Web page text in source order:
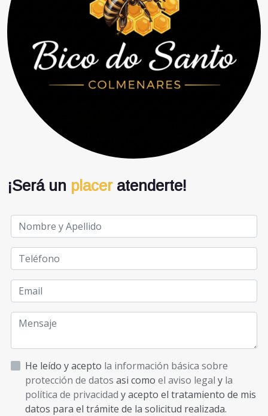
¡Será un placer atenderte!
He leído y acepto la información básica sobre
protección de datos asi como el aviso legal y la
política de privacidad y acepto el tratamiento de mis
datos para el trámite de la solicitud realizada.